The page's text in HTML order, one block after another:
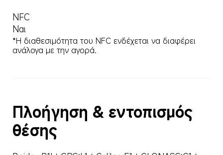
NFC
Ναι
*Η διαθεσιμότητα του NFC ενδέχεται να διαφέρει
ανάλογα με την αγορά.
Πλοήγηση & εντοπισμός
θέσης